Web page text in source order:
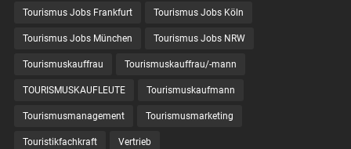
Tourismus Jobs Frankfurt Tourismus Jobs Köln
Tourismus Jobs München Tourismus Jobs NRW
Tourismuskauffrau Tourismuskauffrau/-mann
TOURISMUSKAUFLEUTE Tourismuskaufmann
Tourismusmanagement Tourismusmarketing
Touristikfachkraft Vertrieb